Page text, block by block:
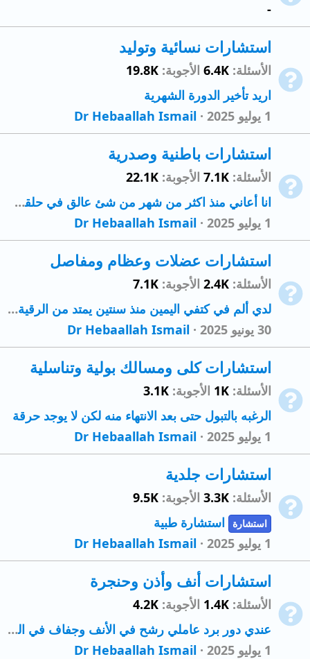
-
استشارات نسائية وتوليد
الأسئلة 6.4K الأجوبة 19.8K
اريد تأخير الدورة الشهرية
1 يوليو 2025
Dr Hebaallah Ismail
استشارات باطنية وصدرية
الأسئلة 7.1K الأجوبة 22.1K
انا أعاني منذ اكثر من شهر من شئ عالق في حلقي مثل الكرة
1 يوليو 2025
Dr Hebaallah Ismail
استشارات عضلات وعظام ومفاصل
الأسئلة 2.4K الأجوبة 7.1K
لدي ألم في كتفي اليمين منذ سنتين يمتد من الرقية احيانا إلى عظمة الترقوة ثم إلى المفصل ثم إلى عضلات الذراع احيانا كنت قد زرت حكيم ووصف لي دواء...
30 يونيو 2025
Dr Hebaallah Ismail
استشارات كلى ومسالك بولية وتناسلية
الأسئلة 1K الأجوبة 3.1K
الرغبه بالتبول حتى بعد الانتهاء منه لكن لا يوجد حرقة
1 يوليو 2025
Dr Hebaallah Ismail
استشارات جلدية
الأسئلة 3.3K الأجوبة 9.5K
استشارة
استشارة طبية
1 يوليو 2025
Dr Hebaallah Ismail
استشارات أنف وأذن وحنجرة
الأسئلة 1.4K الأجوبة 4.2K
عندي دور برد عاملي رشح في الأنف وجفاف في الحلق وتكسير في الجسم وفيه عطس آخده إيه تجيب نتيجة
1 يوليو 2025
Dr Hebaallah Ismail